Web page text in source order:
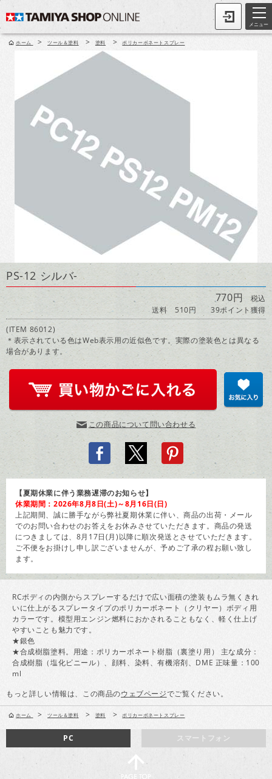
メニュー
ホーム > ツール＆塗料 > 塗料 > ポリカーボネートスプレー
PS-12 シルバ-
770円 税込
送料 510円
39ポイント獲得
(ITEM 86012)
＊表示されている色はWeb表示用の近似色です。実際の塗装色とは異なる
場合があります。
この商品について問い合わせる
【夏期休業に伴う業務遅滞のお知らせ】
休業期間：2026年8月8日(土)～8月16日(日)
上記期間、誠に勝手ながら弊社夏期休業に伴い、商品の出荷・メール
でのお問い合わせのお答えをお休みさせていただきます。商品の発送
につきましては、8月17日(月)以降に順次発送とさせていただきます。
ご不便をお掛けし申し訳ございませんが、予めご了承の程お願い致し
ます。
RCボディの内側からスプレーするだけで広い面積の塗装もムラ無くきれ
いに仕上がるスプレータイプのポリカーボネート（クリヤー）ボディ用
カラーです。模型用エンジン燃料におかされることもなく、軽く仕上げ
やすいことも魅力です。
★銀色
★合成樹脂塗料。用途：ポリカーボネート樹脂（裏塗り用） 主な成分：
合成樹脂（塩化ビニール）、顔料、染料、有機溶剤、DME 正味量：100
ml
もっと詳しい情報は、この商品のウェブページでご覧ください。
ホーム > ツール＆塗料 > 塗料 > ポリカーボネートスプレー
スマートフォン
PC